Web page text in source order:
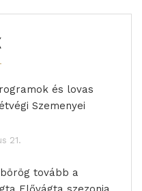
és lovas
Szemenyei
21.
tovább a